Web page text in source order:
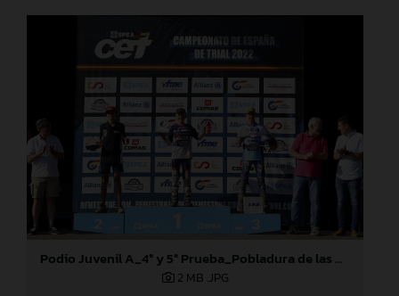
Podio Juvenil A_4ª y 5ª Prueba_Pobladura de las Regueras (León)
2 MB .JPG